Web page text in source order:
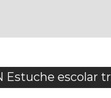
Estuche escolar